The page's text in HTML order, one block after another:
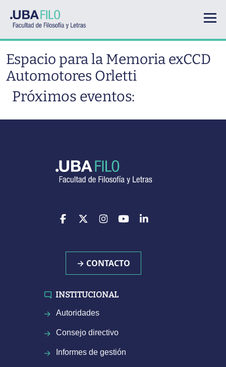
Espacio para la Memoria exCCD
Automotores Orletti
Próximos eventos:
→ CONTACTO
INSTITUCIONAL
Autoridades
Consejo directivo
Informes de gestión